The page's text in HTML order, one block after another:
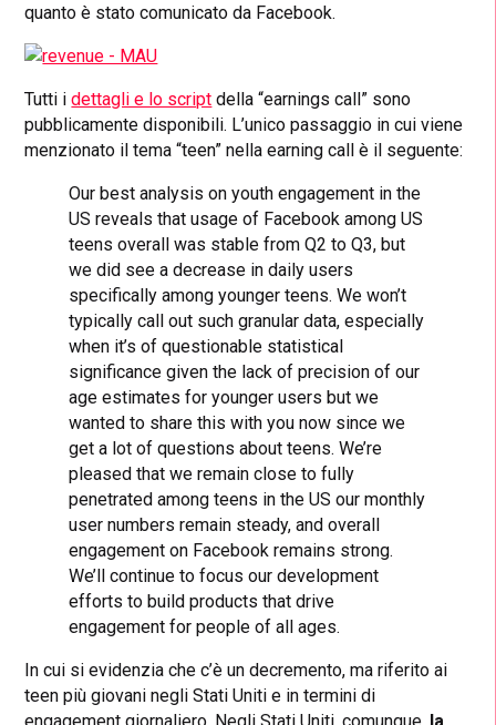
quanto è stato comunicato da Facebook.
Tutti idettagli e lo script della “earnings call” sono
pubblicamente disponibili. L’unico passaggio in cui viene
menzionato il tema “teen” nella earning call è il seguente:
Our best analysis on youth engagement in the
US reveals that usage of Facebook among US
teens overall was stable from Q2 to Q3, but
we did see a decrease in daily users
specifically among younger teens. We won’t
typically call out such granular data, especially
when it’s of questionable statistical
significance given the lack of precision of our
age estimates for younger users but we
wanted to share this with you now since we
get a lot of questions about teens. We’re
pleased that we remain close to fully
penetrated among teens in the US our monthly
user numbers remain steady, and overall
engagement on Facebook remains strong.
We’ll continue to focus our development
efforts to build products that drive
engagement for people of all ages.
In cui si evidenzia che c’è un decremento, ma riferito ai
teen più giovani negli Stati Uniti e in termini di
engagement giornaliero. Negli Stati Uniti, comunque, la